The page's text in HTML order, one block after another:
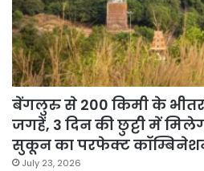
बेंगलुरु से 200 किमी के भीतर
जगहें, 3 दिन की छुट्टी में
सुकून का परफेक्ट
July 23, 2026